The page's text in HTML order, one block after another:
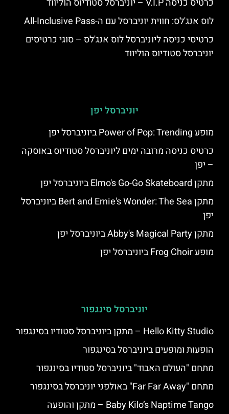
לוס אנג'לס: חווית יוניברסל עם ה-All-Inclusive Pass
כרטיסי כניסה ליוניברסל לוס אנג'לס – סוגי כרטיסים
יוניברסל סטודיוס הוליווד
יוניברסל יפן
מופע Power of Pop: Trending ביוניברסל יפן
כרטיס כניסה מרובה ימים ליוניברסל סטודיוס באוסקה
– יפן
מתקן Elmo's Go-Go Skateboard ביוניברסל יפן
מתקן Bert and Ernie's Wonder: The Sea ביוניברסל
יפן
מתקן Abby's Magical Party ביוניברסל יפן
מופע Frog Choir ביוניברסל יפן
יוניברסל סינגפור
Hello Kitty Studio – מתקן ביוניברסל סטודיו בסינגפור
הופעות ומופעים ביוניברסל בסינגפור
מתחם "העולם האבוד" ביוניברסל סטודיו בסינגפור
מתחם "Far Far Away" באולפני יוניברסל בסינגפור
Baby Kilo’s Naptime Tango – מתקן והופעה